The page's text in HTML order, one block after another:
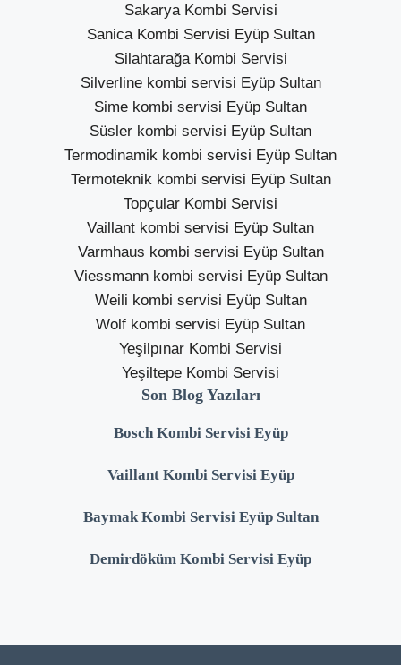
Sakarya Kombi Servisi
Sanica Kombi Servisi Eyüp Sultan
Silahtarağa Kombi Servisi
Silverline kombi servisi Eyüp Sultan
Sime kombi servisi Eyüp Sultan
Süsler kombi servisi Eyüp Sultan
Termodinamik kombi servisi Eyüp Sultan
Termoteknik kombi servisi Eyüp Sultan
Topçular Kombi Servisi
Vaillant kombi servisi Eyüp Sultan
Varmhaus kombi servisi Eyüp Sultan
Viessmann kombi servisi Eyüp Sultan
Weili kombi servisi Eyüp Sultan
Wolf kombi servisi Eyüp Sultan
Yeşilpınar Kombi Servisi
Yeşiltepe Kombi Servisi
Son Blog Yazıları
Bosch Kombi Servisi Eyüp
Vaillant Kombi Servisi Eyüp
Baymak Kombi Servisi Eyüp Sultan
Demirdöküm Kombi Servisi Eyüp